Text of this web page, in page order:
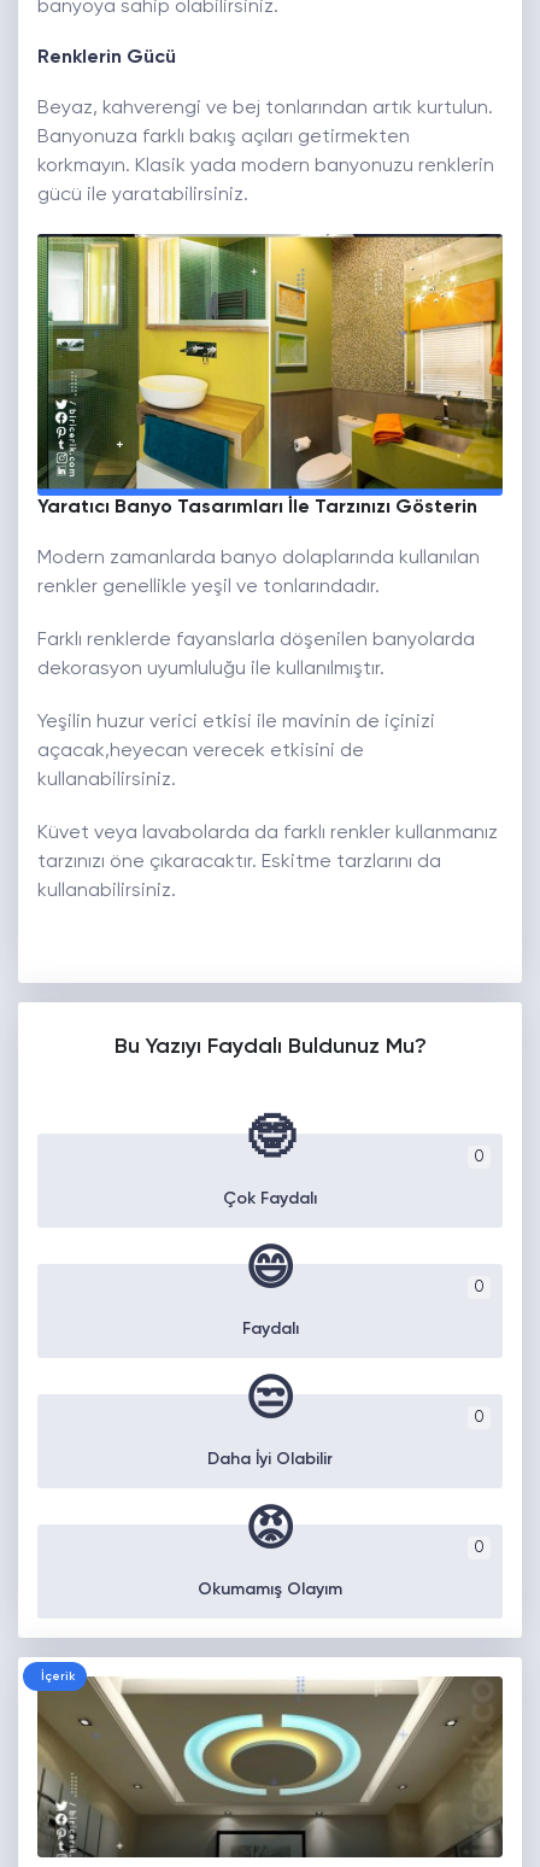
banyoya sahip olabilirsiniz.
Renklerin Gücü
Beyaz, kahverengi ve bej tonlarından artık kurtulun.
Banyonuza farklı bakış açıları getirmekten
korkmayın. Klasik yada modern banyonuzu renklerin
gücü ile yaratabilirsiniz.
Yaratıcı Banyo Tasarımları İle Tarzınızı Gösterin
Modern zamanlarda banyo dolaplarında kullanılan
renkler genellikle yeşil ve tonlarındadır.
Farklı renklerde fayanslarla döşenilen banyolarda
dekorasyon uyumluluğu ile kullanılmıştır.
Yeşilin huzur verici etkisi ile mavinin de içinizi
açacak,heyecan verecek etkisini de
kullanabilirsiniz.
Küvet veya lavabolarda da farklı renkler kullanmanız
tarzınızı öne çıkaracaktır. Eskitme tarzlarını da
kullanabilirsiniz.
Bu Yazıyı Faydalı Buldunuz Mu?
0
🤓
Çok Faydalı
0
😄
Faydalı
0
😒
Daha İyi Olabilir
0
😡
Okumamış Olayım
İçerik